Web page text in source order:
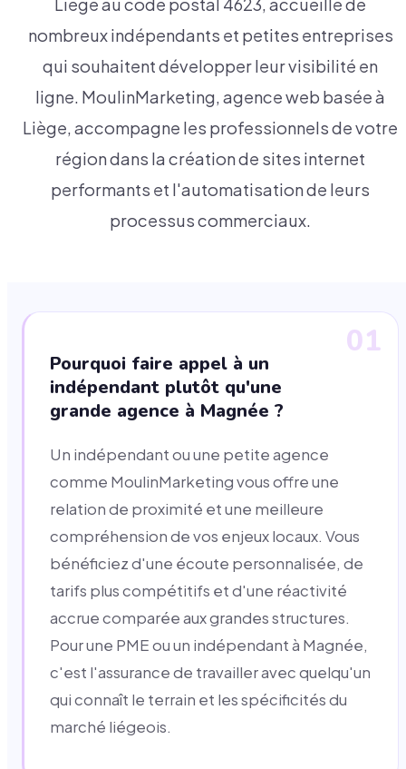
Liège au code postal 4623, accueille de
nombreux indépendants et petites entreprises
qui souhaitent développer leur visibilité en
ligne. MoulinMarketing, agence web basée à
Liège, accompagne les professionnels de votre
région dans la création de sites internet
performants et l'automatisation de leurs
processus commerciaux.
01
Pourquoi faire appel à un
indépendant plutôt qu'une
grande agence à Magnée ?
Un indépendant ou une petite agence
comme MoulinMarketing vous offre une
relation de proximité et une meilleure
compréhension de vos enjeux locaux. Vous
bénéficiez d'une écoute personnalisée, de
tarifs plus compétitifs et d'une réactivité
accrue comparée aux grandes structures.
Pour une PME ou un indépendant à Magnée,
c'est l'assurance de travailler avec quelqu'un
qui connaît le terrain et les spécificités du
marché liégeois.